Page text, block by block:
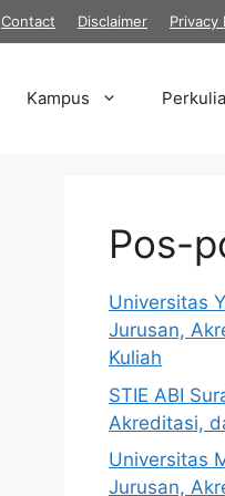
Contact Disclaimer Privacy
Kampus
Pos-
Universitas
Jurusan,
Kuliah
STIE ABI
Akreditasi,
Universitas
Jurusan,